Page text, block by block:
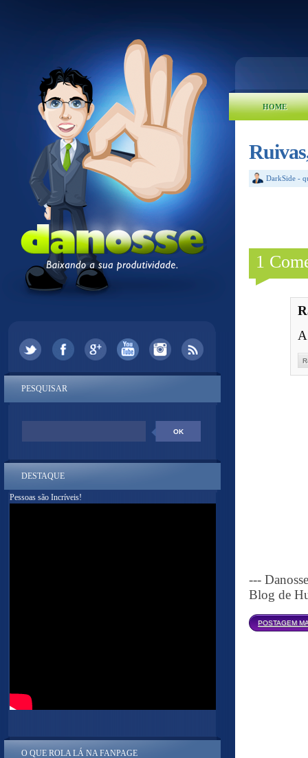
HOME
DarkSide -
1
---
Blog de
POSTAGEM
PESQUISAR
DESTAQUE
Pessoas são Incríveis!
O QUE ROLA LÁ NA FANPAGE